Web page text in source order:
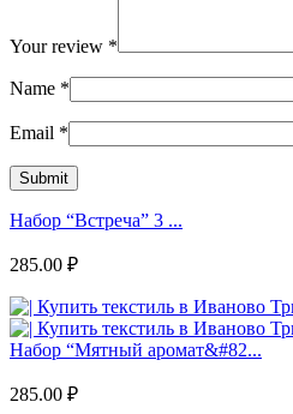
Your review *
Name *
Email *
Набор “Встреча” 3 ...
285.00 ₽
Набор “Мятный аромат&#82...
285.00 ₽